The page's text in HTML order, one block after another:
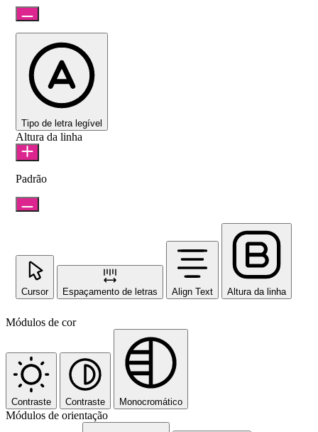
Tipo de letra legível
Altura da linha
Padrão
Cursor Espaçamento de letras Align Text Altura da linha
Módulos de cor
Contraste Contraste Monocromático
Módulos de orientação